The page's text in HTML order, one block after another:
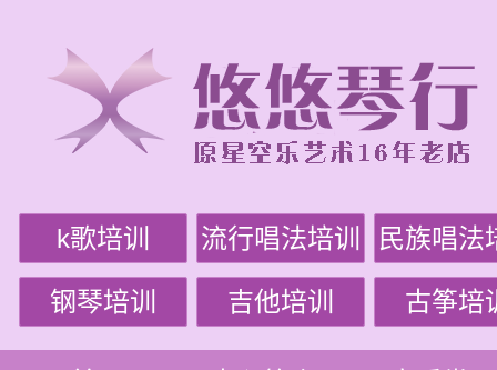
k歌培训 流行唱法培训 民族唱法
钢琴培训 吉他培训 古筝培